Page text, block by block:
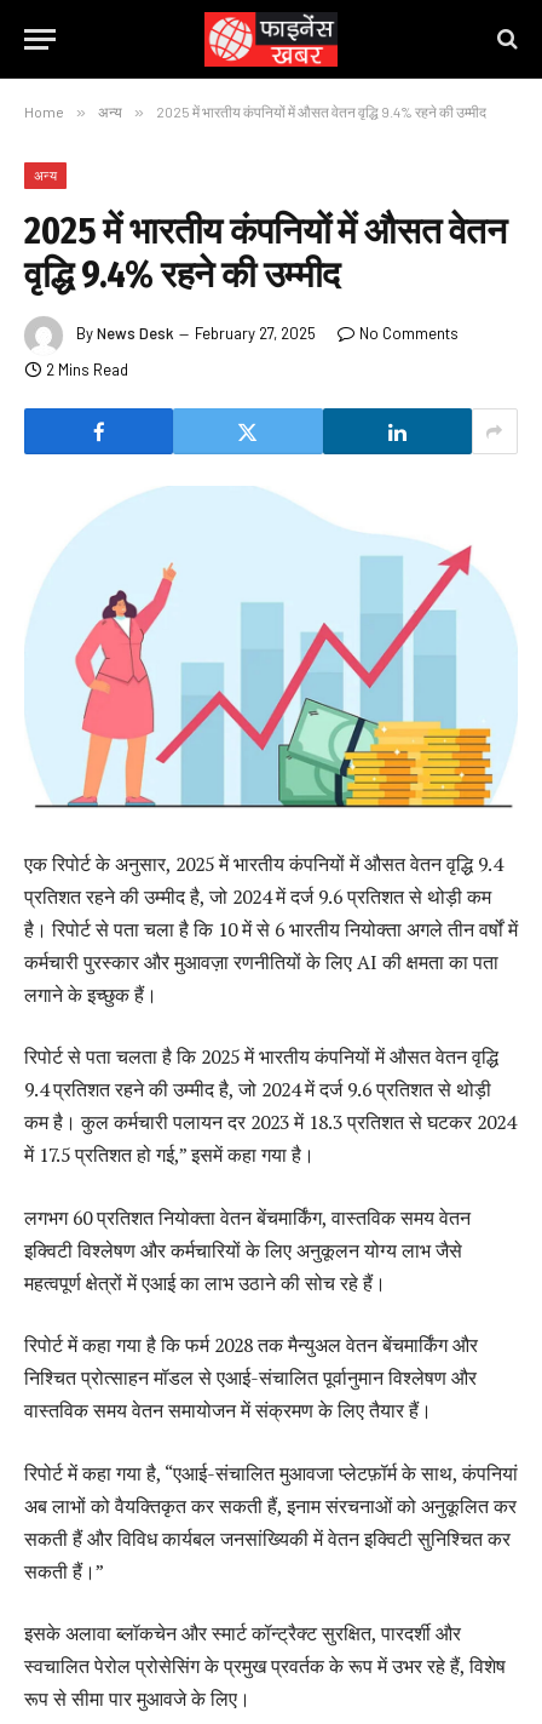
Home » अन्य » 2025 में भारतीय कंपनियों में औसत वेतन वृद्धि 9.4% रहने की उम्मीद
अन्य
2025 में भारतीय कंपनियों में औसत वेतन
वृद्धि 9.4% रहने की उम्मीद
ByNews Desk February 27, 2025
No Comments
2 Mins Read
एक रिपोर्ट के अनुसार, 2025 में भारतीय कंपनियों में औसत वेतन वृद्धि 9.4
प्रतिशत रहने की उम्मीद है, जो 2024 में दर्ज 9.6 प्रतिशत से थोड़ी कम
है। रिपोर्ट से पता चला है कि 10 में से 6 भारतीय नियोक्ता अगले तीन वर्षों में
कर्मचारी पुरस्कार और मुआवज़ा रणनीतियों के लिए AI की क्षमता का पता
लगाने के इच्छुक हैं।
रिपोर्ट से पता चलता है कि 2025 में भारतीय कंपनियों में औसत वेतन वृद्धि
9.4 प्रतिशत रहने की उम्मीद है, जो 2024 में दर्ज 9.6 प्रतिशत से थोड़ी
कम है। कुल कर्मचारी पलायन दर 2023 में 18.3 प्रतिशत से घटकर 2024
में 17.5 प्रतिशत हो गई,” इसमें कहा गया है।
लगभग 60 प्रतिशत नियोक्ता वेतन बेंचमार्किंग, वास्तविक समय वेतन
इक्विटी विश्लेषण और कर्मचारियों के लिए अनुकूलन योग्य लाभ जैसे
महत्वपूर्ण क्षेत्रों में एआई का लाभ उठाने की सोच रहे हैं।
रिपोर्ट में कहा गया है कि फर्म 2028 तक मैन्युअल वेतन बेंचमार्किंग और
निश्चित प्रोत्साहन मॉडल से एआई-संचालित पूर्वानुमान विश्लेषण और
वास्तविक समय वेतन समायोजन में संक्रमण के लिए तैयार हैं।
रिपोर्ट में कहा गया है, “एआई-संचालित मुआवजा प्लेटफ़ॉर्म के साथ, कंपनियां
अब लाभों को वैयक्तिकृत कर सकती हैं, इनाम संरचनाओं को अनुकूलित कर
सकती हैं और विविध कार्यबल जनसांख्यिकी में वेतन इक्विटी सुनिश्चित कर
सकती हैं।”
इसके अलावा ब्लॉकचेन और स्मार्ट कॉन्ट्रैक्ट सुरक्षित, पारदर्शी और
स्वचालित पेरोल प्रोसेसिंग के प्रमुख प्रवर्तक के रूप में उभर रहे हैं, विशेष
रूप से सीमा पार मुआवजे के लिए।